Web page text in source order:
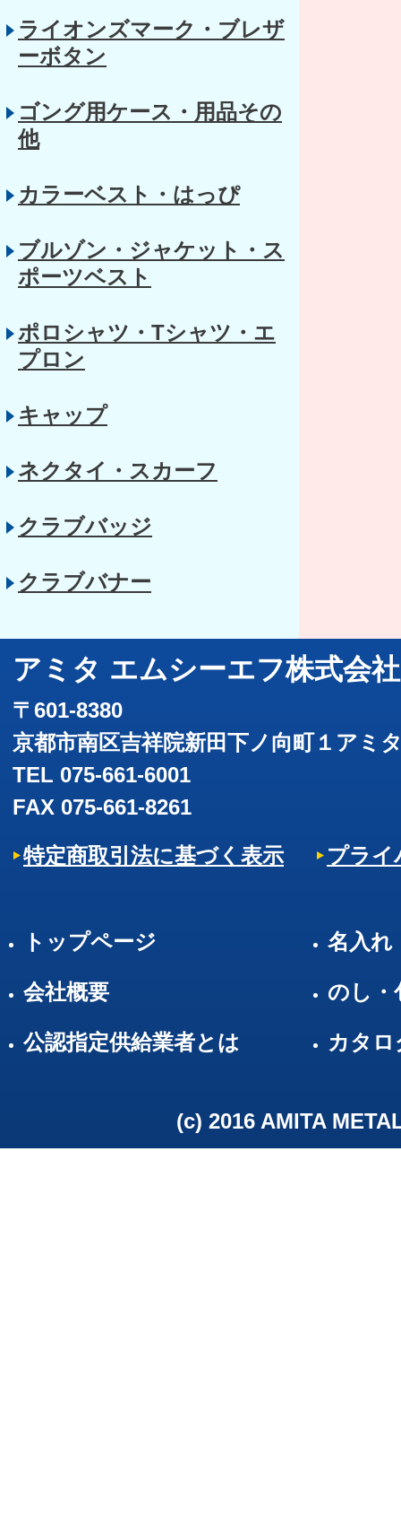
ライオンズマーク・ブレザ
ーボタン
ゴング用ケース・用品その
他
カラーベスト・はっぴ
ブルゾン・ジャケット・ス
ポーツベスト
ポロシャツ・Tシャツ・エ
プロン
キャップ
ネクタイ・スカーフ
クラブバッジ
クラブバナー
アミタ エムシーエフ株式会社
〒601-8380
京都市南区吉祥院新田下ノ向町１アミ
TEL 075-661-6001
FAX 075-661-8261
特定商取引法に基づく表示
プライ
トップページ
会社概要
公認指定供給業者とは
名入れ
のし・
カタロ
(c) 2016 AMITA